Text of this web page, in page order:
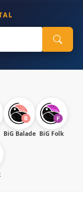
BiG Balade BiG Folk